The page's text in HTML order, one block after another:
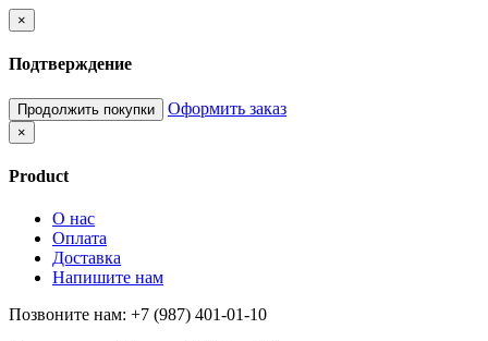
×
Подтверждение
Продолжить покупки Оформить заказ
×
Product
О нас
Оплата
Доставка
Напишите нам
Позвоните нам: +7 (987) 401-01-10